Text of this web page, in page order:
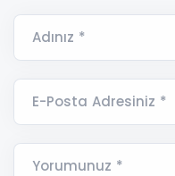
Adınız *
E-Posta Adresiniz *
Yorumunuz *